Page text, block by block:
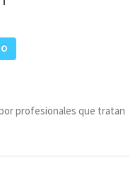
profesionales que tratan